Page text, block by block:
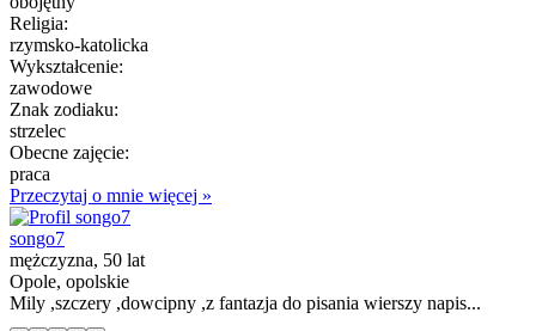
Religia:
rzymsko-katolicka
Wykształcenie:
zawodowe
Znak zodiaku:
strzelec
Obecne zajęcie:
praca
Przeczytaj o mnie więcej »
songo7
mężczyzna, 50 lat
Opole, opolskie
Mily ,szczery ,dowcipny ,z fantazja do pisania wierszy napis...